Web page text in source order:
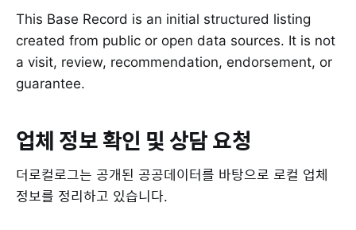
This Base Record is an initial structured listing
created from public or open data sources. It is not
a visit, review, recommendation, endorsement, or
guarantee.
업체 정보 확인 및 상담 요청
더로컬로그는 공개된 공공데이터를 바탕으로 로컬 업체
정보를 정리하고 있습니다.